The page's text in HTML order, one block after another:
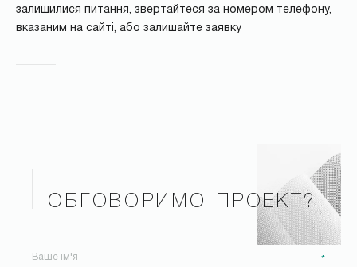
залишилися питання, звертайтеся за номером телефону,
вказаним на сайті, або залишайте заявку
ОБГОВОРИМО ПРОЕКТ?
*